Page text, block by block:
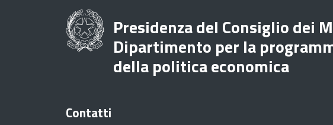
Presidenza del Consiglio dei
Dipartimento per la
della politica economica
Contatti